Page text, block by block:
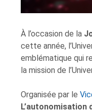
À l’occasion de la
cette année,
emblématique qui
la mission de
Organisée par le
L’autonomisation